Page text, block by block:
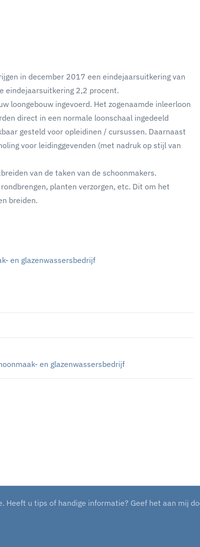
in december 2017 een eindejaarsuitkering van
eindejaarsuitkering 2,2 procent.
loongebouw ingevoerd. Het zogenaamde inleerloon
direct in een normale loonschaal ingedeeld
gesteld voor opleidinen / cursussen. Daarnaast
voor leidinggevenden (met nadruk op stijl van
van de taken van de schoonmakers.
planten verzorgen, etc. Dit om het
breiden.
en glazenwassersbedrijf
en glazenwassersbedrijf
u tips of handige informatie? Geef het aan mij